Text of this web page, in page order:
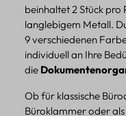
beinhaltet 2 Stück
langlebigem Metall.
9 verschiedenen
individuell an Ihre
die
Ob für klassische
Büroklammer oder